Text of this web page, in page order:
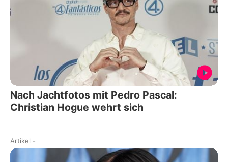
Nach Jachtfotos mit Pedro Pascal:
Christian Hogue wehrt sich
Artikel -